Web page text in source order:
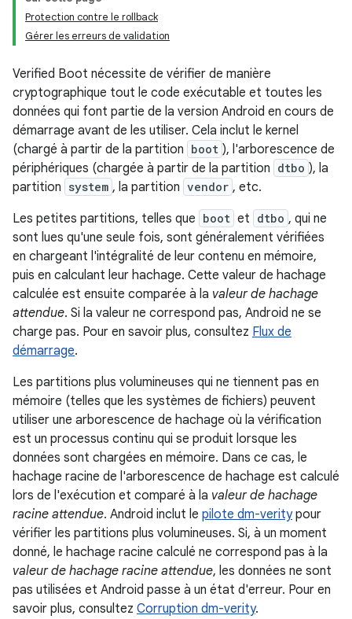
Protection contre le rollback
Gérer les erreurs de validation
Verified Boot nécessite de vérifier de manière
cryptographique tout le code exécutable et toutes les
données qui font partie de la version Android en cours de
démarrage avant de les utiliser. Cela inclut le kernel
(chargé à partir de la partition boot ), l'arborescence de
périphériques (chargée à partir de la partition dtbo ), la
partition system , la partition vendor , etc.
Les petites partitions, telles que boot et dtbo , qui ne
sont lues qu'une seule fois, sont généralement vérifiées
en chargeant l'intégralité de leur contenu en mémoire,
puis en calculant leur hachage. Cette valeur de hachage
calculée est ensuite comparée à la valeur de hachage
attendue. Si la valeur ne correspond pas, Android ne se
charge pas. Pour en savoir plus, consultez Flux de
démarrage.
Les partitions plus volumineuses qui ne tiennent pas en
mémoire (telles que les systèmes de fichiers) peuvent
utiliser une arborescence de hachage où la vérification
est un processus continu qui se produit lorsque les
données sont chargées en mémoire. Dans ce cas, le
hachage racine de l'arborescence de hachage est calculé
lors de l'exécution et comparé à la valeur de hachage
racine attendue. Android inclut le pilote dm-veritypour
vérifier les partitions plus volumineuses. Si, à un moment
donné, le hachage racine calculé ne correspond pas à la
valeur de hachage racine attendue, les données ne sont
pas utilisées et Android passe à un état d'erreur. Pour en
savoir plus, consultez Corruption dm-verity.